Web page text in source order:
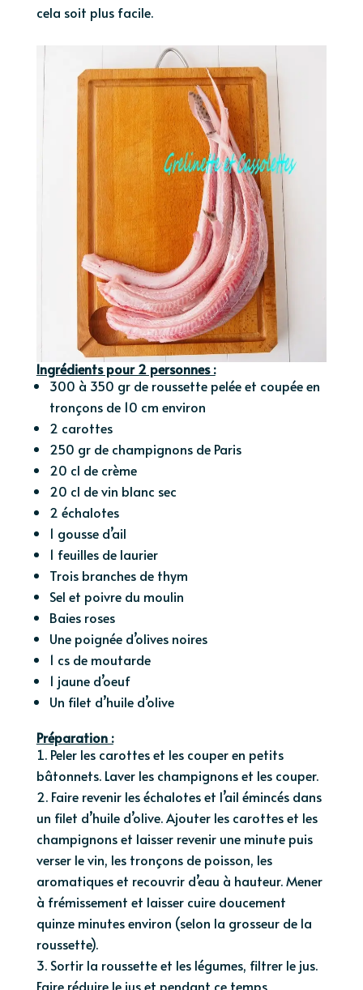
cela soit plus facile.
Ingrédients pour 2 personnes :
300 à 350 gr de roussette pelée et coupée en
tronçons de 10 cm environ
2 carottes
250 gr de champignons de Paris
20 cl de crème
20 cl de vin blanc sec
2 échalotes
1 gousse d’ail
1 feuilles de laurier
Trois branches de thym
Sel et poivre du moulin
Baies roses
Une poignée d’olives noires
1 cs de moutarde
1 jaune d’oeuf
Un filet d’huile d’olive
Préparation :
Peler les carottes et les couper en petits
bâtonnets. Laver les champignons et les couper.
Faire revenir les échalotes et l’ail émincés dans
un filet d’huile d’olive. Ajouter les carottes et les
champignons et laisser revenir une minute puis
verser le vin, les tronçons de poisson, les
aromatiques et recouvrir d’eau à hauteur. Mener
à frémissement et laisser cuire doucement
quinze minutes environ (selon la grosseur de la
roussette).
Sortir la roussette et les légumes, filtrer le jus.
Faire réduire le jus et pendant ce temps